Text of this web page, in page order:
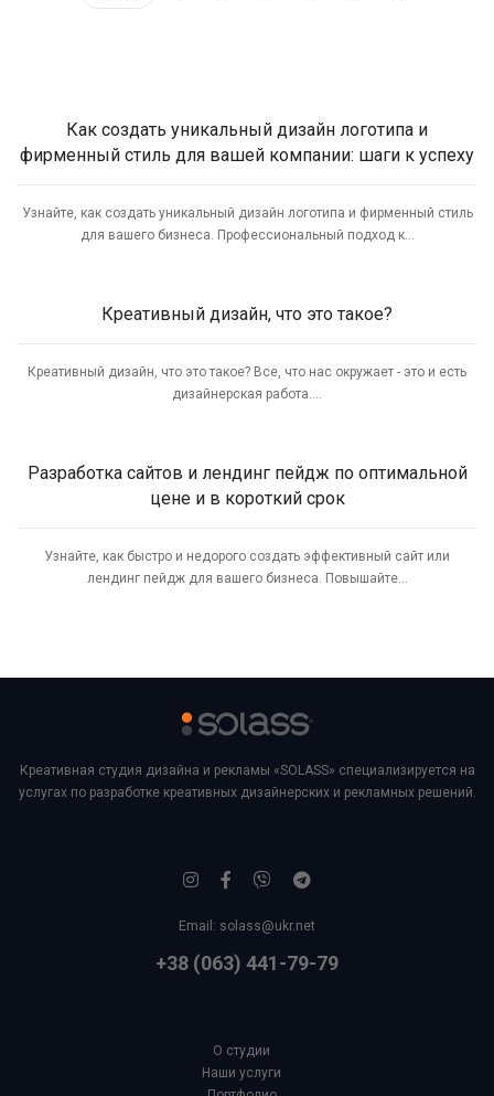
Как создать уникальный дизайн логотипа и
фирменный стиль для вашей компании: шаги к успеху
Узнайте, как создать уникальный дизайн логотипа и фирменный стиль
для вашего бизнеса. Профессиональный подход к...
Креативный дизайн, что это такое?
Креативный дизайн, что это такое? Все, что нас окружает - это и есть
дизайнерская работа....
Разработка сайтов и лендинг пейдж по оптимальной
цене и в короткий срок
Узнайте, как быстро и недорого создать эффективный сайт или
лендинг пейдж для вашего бизнеса. Повышайте...
Креативная студия дизайна и рекламы «SOLASS» специализируется на
услугах по разработке креативных дизайнерских и рекламных решений.
Email: solass@ukr.net
+38 (063) 441-79-79
О студии
Наши услуги